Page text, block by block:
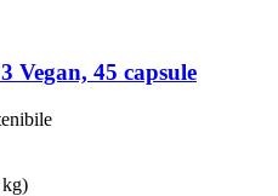
Vegan, 45 capsule